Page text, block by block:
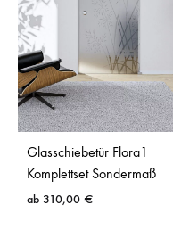
Glasschiebetür Flora1
Komplettset Sondermaß
ab 310,00 €